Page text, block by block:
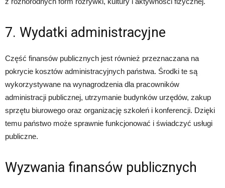
7. Wydatki administracyjne
Część finansów publicznych jest również przeznaczana na
pokrycie kosztów administracyjnych państwa. Środki te są
wykorzystywane na wynagrodzenia dla pracowników
administracji publicznej, utrzymanie budynków urzędów, zakup
sprzętu biurowego oraz organizację szkoleń i konferencji. Dzięki
temu państwo może sprawnie funkcjonować i świadczyć usługi
publiczne.
Wyzwania finansów publicznych